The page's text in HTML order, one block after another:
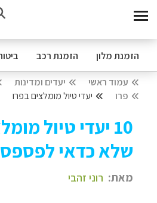
הזמנת מלון הזמנת רכב
עמוד ראשי יעדים ומדינות
פרו
יעדי טיול מומלצים בפרו
10 יעדי טיול
שלא כדאי לפספס
מאת: רוני זהבי